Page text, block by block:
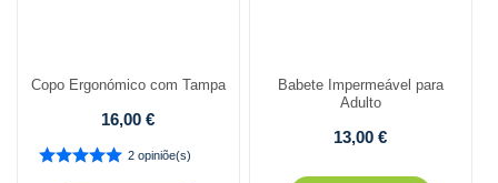
Copo Ergonómico com Tampa
16,00€
2 opiniõe(s)
Babete Impermeável para
Adulto
13,00€